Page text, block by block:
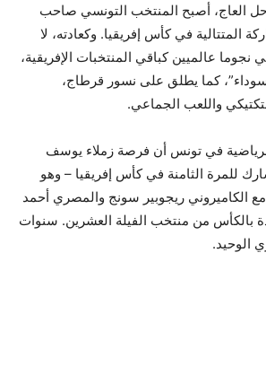
العاج، أصبح المنتخب التونسي صاحب
المتتالية في كأس إفريقيا. وكعادته، لا
نجوما عالميين كباقي المنتخبات الإفريقية،
كما يطلق على نسور قرطاج،
واللعب الجماعي.
في تونس أن فرصة زملاء يوسف
للمرة الثامنة في كأس إفريقيا – وهو
الكاميروني ريجوبير سونج والمصري أحمد
بالكأس من منتخب الفيلة العشرين. سنوات
الوحيد.